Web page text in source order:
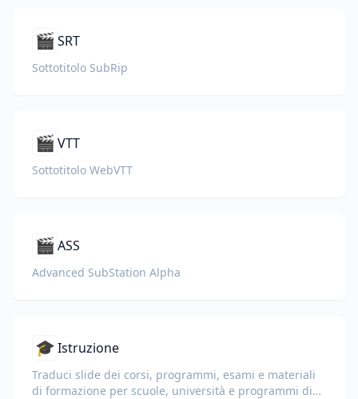
🎬 SRT
Sottotitolo SubRip
🎬 VTT
Sottotitolo WebVTT
🎬 ASS
Advanced SubStation Alpha
🎓Istruzione
Traduci slide dei corsi, programmi, esami e materiali
di formazione per scuole, università e programmi di